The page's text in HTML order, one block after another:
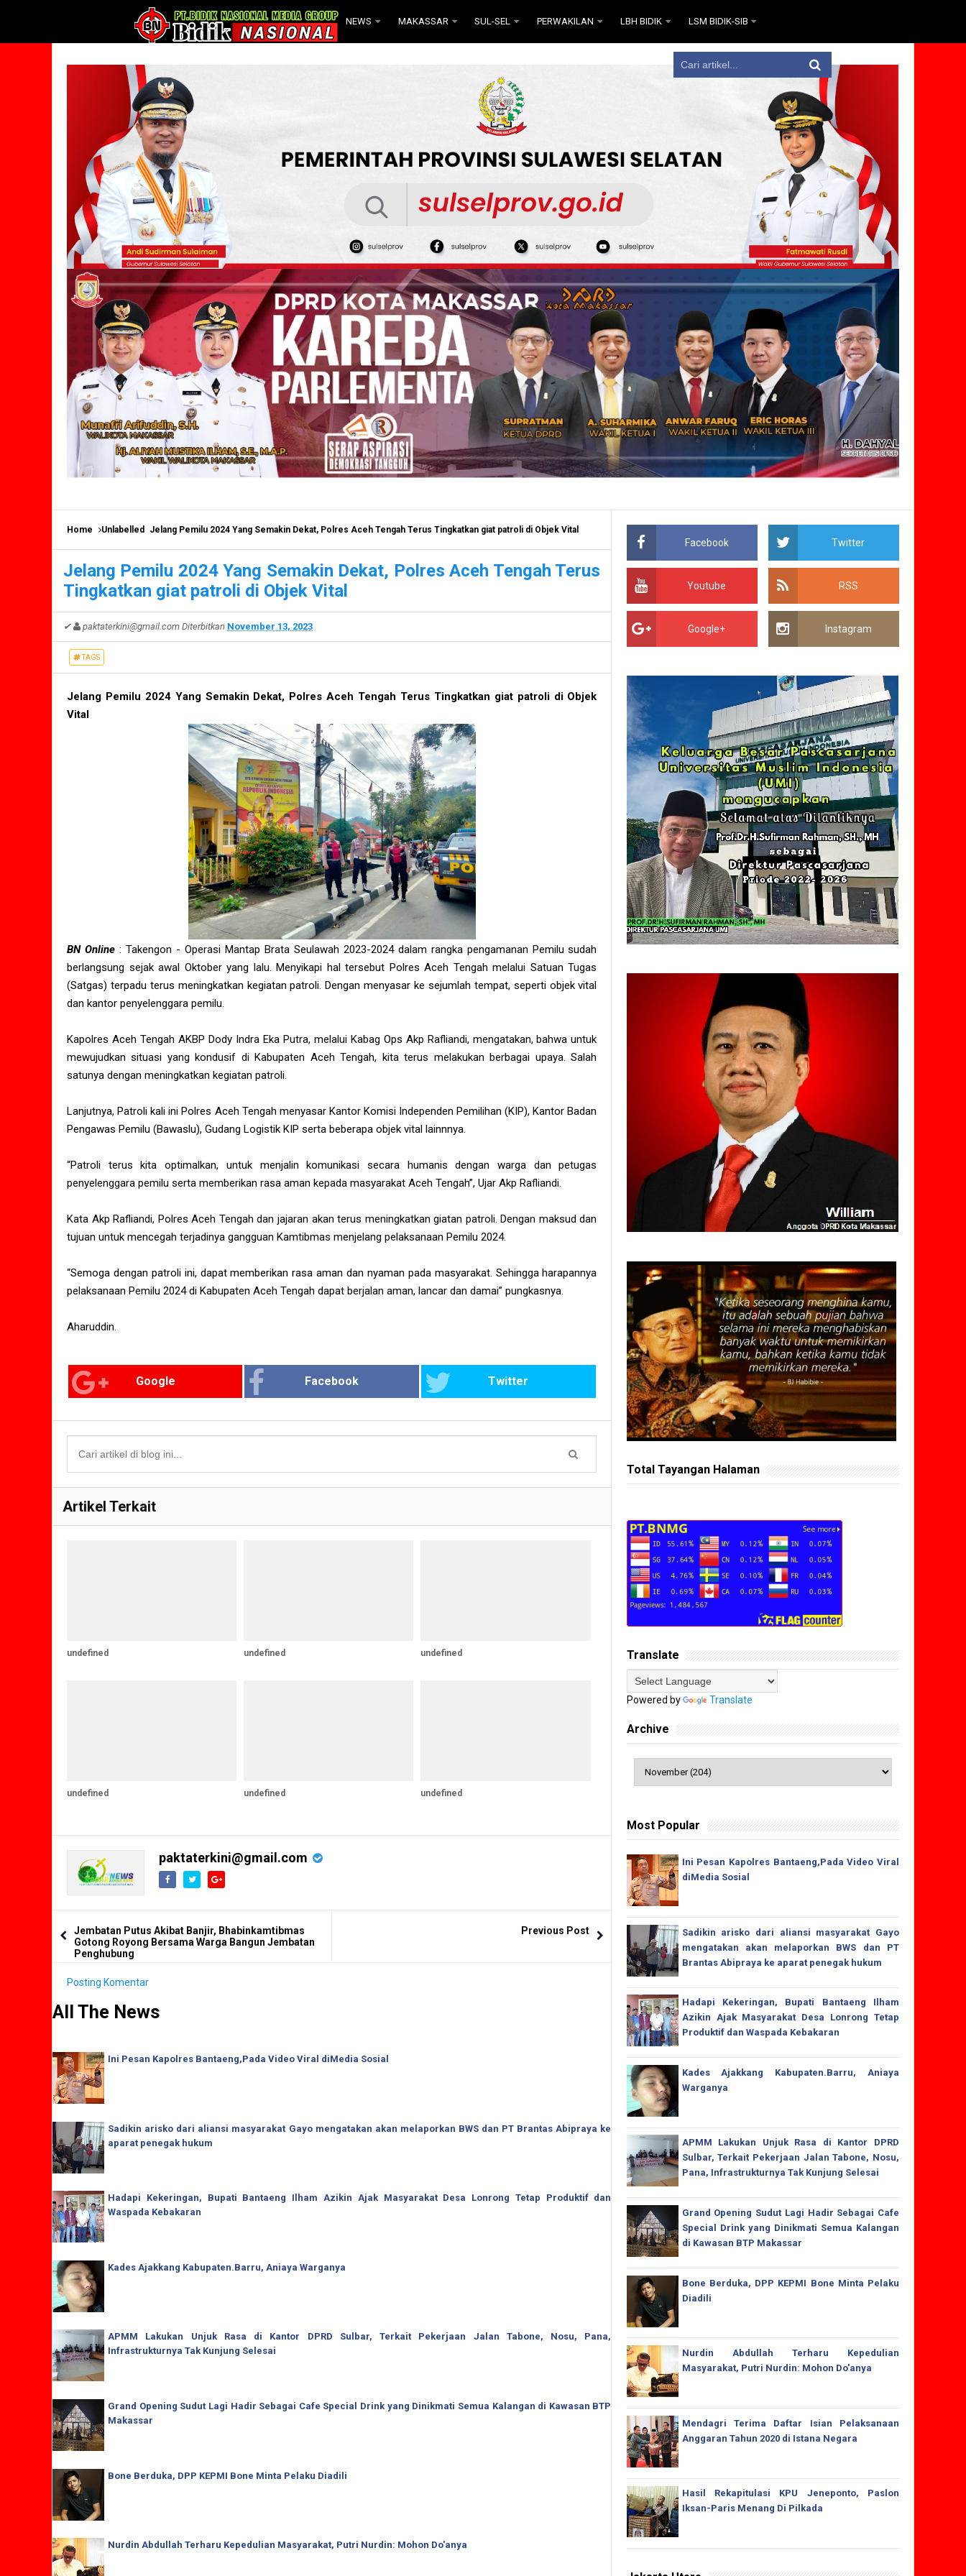
NEWS MAKASSAR SUL-SEL PERWAKILAN LBH BIDIK LSM BIDIK-SIB
Home Unlabelled Jelang Pemilu 2024 Yang Semakin Dekat, Polres Aceh Tengah Terus Tingkatkan giat patroli di Objek Vital
Jelang Pemilu 2024 Yang Semakin Dekat, Polres Aceh Tengah Terus
Tingkatkan giat patroli di Objek Vital
✔ paktaterkini@gmail.com Diterbitkan November 13, 2023
TAGS
Jelang Pemilu 2024 Yang Semakin Dekat, Polres Aceh Tengah Terus Tingkatkan giat patroli di Objek
Vital
BN Online: Takengon - Operasi Mantap Brata Seulawah 2023-2024 dalam rangka pengamanan Pemilu sudah
berlangsung sejak awal Oktober yang lalu. Menyikapi hal tersebut Polres Aceh Tengah melalui Satuan Tugas
(Satgas) terpadu terus meningkatkan kegiatan patroli. Dengan menyasar ke sejumlah tempat, seperti objek vital
dan kantor penyelenggara pemilu.
Kapolres Aceh Tengah AKBP Dody Indra Eka Putra, melalui Kabag Ops Akp Rafliandi, mengatakan, bahwa untuk
mewujudkan situasi yang kondusif di Kabupaten Aceh Tengah, kita terus melakukan berbagai upaya. Salah
satunya dengan meningkatkan kegiatan patroli.
Lanjutnya, Patroli kali ini Polres Aceh Tengah menyasar Kantor Komisi Independen Pemilihan (KIP), Kantor Badan
Pengawas Pemilu (Bawaslu), Gudang Logistik KIP serta beberapa objek vital lainnnya.
“Patroli terus kita optimalkan, untuk menjalin komunikasi secara humanis dengan warga dan petugas
penyelenggara pemilu serta memberikan rasa aman kepada masyarakat Aceh Tengah”, Ujar Akp Rafliandi.
Kata Akp Rafliandi, Polres Aceh Tengah dan jajaran akan terus meningkatkan giatan patroli. Dengan maksud dan
tujuan untuk mencegah terjadinya gangguan Kamtibmas menjelang pelaksanaan Pemilu 2024.
“Semoga dengan patroli ini, dapat memberikan rasa aman dan nyaman pada masyarakat. Sehingga harapannya
pelaksanaan Pemilu 2024 di Kabupaten Aceh Tengah dapat berjalan aman, lancar dan damai” pungkasnya.
Aharuddin.
Google Facebook Twitter
Artikel Terkait
undefined undefined undefined
undefined undefined undefined
paktaterkini@gmail.com
Jembatan Putus Akibat Banjir, Bhabinkamtibmas
Gotong Royong Bersama Warga Bangun Jembatan
Penghubung
Previous Post
Posting Komentar
All The News
Ini Pesan Kapolres Bantaeng,Pada Video Viral diMedia Sosial
Sadikin arisko dari aliansi masyarakat Gayo mengatakan akan melaporkan BWS dan PT Brantas Abipraya ke
aparat penegak hukum
Hadapi Kekeringan, Bupati Bantaeng Ilham Azikin Ajak Masyarakat Desa Lonrong Tetap Produktif dan
Waspada Kebakaran
Kades Ajakkang Kabupaten.Barru, Aniaya Warganya
APMM Lakukan Unjuk Rasa di Kantor DPRD Sulbar, Terkait Pekerjaan Jalan Tabone, Nosu, Pana,
Infrastrukturnya Tak Kunjung Selesai
Grand Opening Sudut Lagi Hadir Sebagai Cafe Special Drink yang Dinikmati Semua Kalangan di Kawasan BTP
Makassar
Bone Berduka, DPP KEPMI Bone Minta Pelaku Diadili
Nurdin Abdullah Terharu Kepedulian Masyarakat, Putri Nurdin: Mohon Do'anya
Facebook Twitter
Youtube RSS
Google+ Instagram
Total Tayangan Halaman
Translate
Powered by Translate
Archive
Most Popular
Ini Pesan Kapolres Bantaeng,Pada Video Viral
diMedia Sosial
Sadikin arisko dari aliansi masyarakat Gayo
mengatakan akan melaporkan BWS dan PT
Brantas Abipraya ke aparat penegak hukum
Hadapi Kekeringan, Bupati Bantaeng Ilham
Azikin Ajak Masyarakat Desa Lonrong Tetap
Produktif dan Waspada Kebakaran
Kades Ajakkang Kabupaten.Barru, Aniaya
Warganya
APMM Lakukan Unjuk Rasa di Kantor DPRD
Sulbar, Terkait Pekerjaan Jalan Tabone, Nosu,
Pana, Infrastrukturnya Tak Kunjung Selesai
Grand Opening Sudut Lagi Hadir Sebagai Cafe
Special Drink yang Dinikmati Semua Kalangan
di Kawasan BTP Makassar
Bone Berduka, DPP KEPMI Bone Minta Pelaku
Diadili
Nurdin Abdullah Terharu Kepedulian
Masyarakat, Putri Nurdin: Mohon Do'anya
Mendagri Terima Daftar Isian Pelaksanaan
Anggaran Tahun 2020 di Istana Negara
Hasil Rekapitulasi KPU Jeneponto, Paslon
Iksan-Paris Menang Di Pilkada